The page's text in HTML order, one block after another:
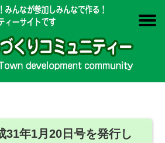
年1月20日号を発行し